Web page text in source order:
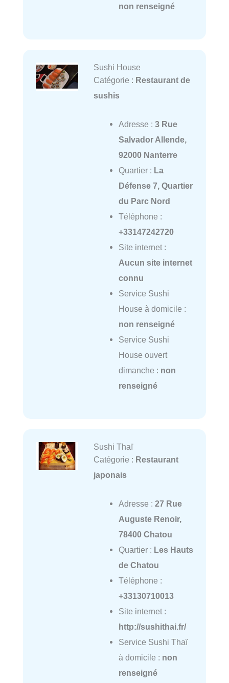
non renseigné
Sushi House
Catégorie : Restaurant de
sushis
Adresse : 3 Rue
Salvador Allende,
92000 Nanterre
Quartier : La
Défense 7, Quartier
du Parc Nord
Téléphone :
+33147242720
Site internet :
Aucun site internet
connu
Service Sushi
House à domicile :
non renseigné
Service Sushi
House ouvert
dimanche : non
renseigné
Sushi Thaï
Catégorie : Restaurant
japonais
Adresse : 27 Rue
Auguste Renoir,
78400 Chatou
Quartier : Les Hauts
de Chatou
Téléphone :
+33130710013
Site internet :
http://sushithai.fr/
Service Sushi Thaï
à domicile : non
renseigné